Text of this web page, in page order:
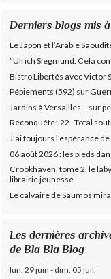
Derniers blogs mis
Le Japon et l’Arabie
”Ulrich Siegmund. Cela
Bistro Libertés avec Victor
Pépiements (592) sur
Jardins à Versailles...
sur
Reconquête! 22 : Total
J’ai toujours l’espérance
06 août 2026 : les pieds
Crookhaven, tome 2, le
librairie jeunesse
Le calvaire de Saumos
Les dernières
de Bla Bla Blog
lun. 29 juin - dim. 05 juil.